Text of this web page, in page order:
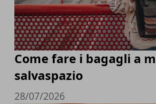
Come fare i bagagli a
salvaspazio
28/07/2026